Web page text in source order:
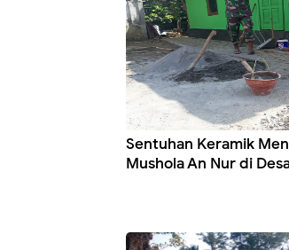
Sentuhan Keramik
Mushola An Nur di